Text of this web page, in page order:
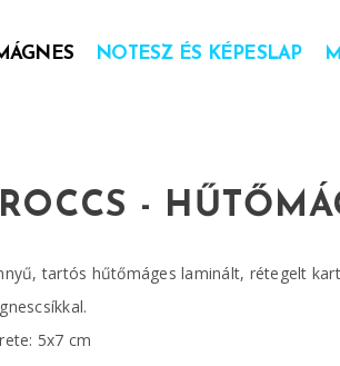
NOTESZ ÉS KÉPESLAP
-
tartós hűtőmáges laminált, rétegelt
5x7 cm